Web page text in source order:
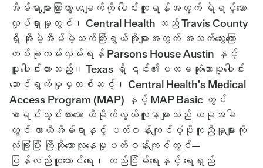
အိမ်ရာများကြားကွာဟချက်ကို ပေါင်းကူးရန်အတွက် ရဲရင့်သော
လှုပ်ရှားမှုတွင်၊ Central Health သည် Travis County
ရှိ အိုးမဲ့အိမ်မဲ့သက်ကြီးရွယ်အိုများအတွက် အသက်သွေးကြော
တစ်ခုကမ်းလှမ်းရန် Parsons House Austin နှင့်
ပူးပေါင်းထားသည်။ Texas ရှိ ၎င်း၏ပထမဆုံးသောပူးပေါင်း
ဆောင်ရွက်မှုမှတစ်ဆင့်၊ Central Health's Medical
Access Program (MAP) နှင့် MAP Basic တွင်
စာရင်းသွင်းထားသော ထိခိုက်လွယ်လူနာများသည် ယခုအခါ
တွင် ယာယီအိမ်ရာနှင့် ပတ်၀န်းကျင်ပံ့ပိုးကူညီမှုများကို
လုံခြုံပြီး ကြိုဆိုသောလူနေမှုပတ်ဝန်းကျင်တွင်—
ပြန်လည်ထူထောင်ရေး၊ တည်ငြိမ်ရေးနှင့် ရေရှည်